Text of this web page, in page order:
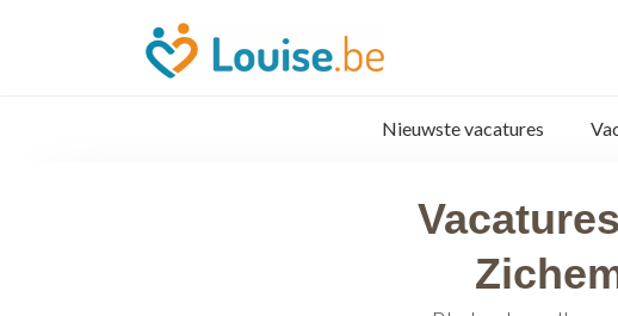
Nieuwste vacatures